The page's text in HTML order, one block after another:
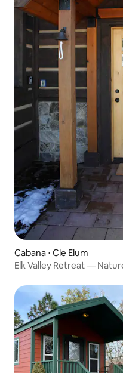
Cabana ⋅ Cle Elum
Elk Valley Retreat —